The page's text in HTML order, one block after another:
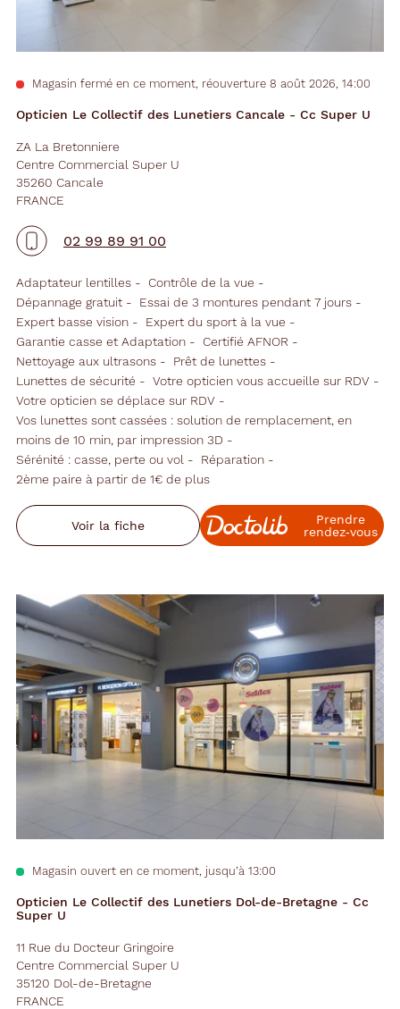
Opticien Le Collectif des Lunetiers Cancale - Cc Super U
Magasin fermé en ce moment, réouverture 8 août 2026, 14:00
ZA La Bretonniere
Centre Commercial Super U
35260 Cancale
FRANCE
02 99 89 91 00
Adaptateur lentilles
Contrôle de la vue
Dépannage gratuit
Essai de 3 montures pendant 7 jours
Expert basse vision
Expert du sport à la vue
Garantie casse et Adaptation
Certifié AFNOR
Nettoyage aux ultrasons
Prêt de lunettes
Lunettes de sécurité
Votre opticien vous accueille sur RDV
Votre opticien se déplace sur RDV
Vos lunettes sont cassées : solution de remplacement, en
moins de 10 min, par impression 3D
Sérénité : casse, perte ou vol
Réparation
2ème paire à partir de 1€ de plus
Voir la fiche
Prendre
rendez‑vous
Opticien Le Collectif des Lunetiers Dol-de-Bretagne - Cc
Super U
Magasin ouvert en ce moment, jusqu’à 13:00
11 Rue du Docteur Gringoire
Centre Commercial Super U
35120 Dol-de-Bretagne
FRANCE